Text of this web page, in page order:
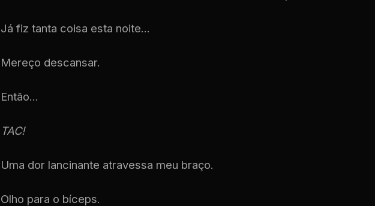
Já fiz tanta coisa esta noite...
Mereço descansar.
Então...
TAC!
Uma dor lancinante atravessa meu braço.
Olho para o bíceps.